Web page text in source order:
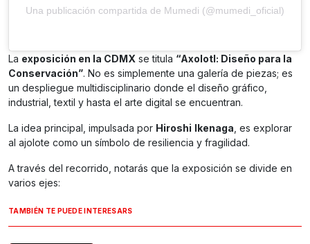
Una publicación compartida de Mumedi (@mumedi_oficial)
La exposición en la CDMX se titula “Axolotl: Diseño para la
Conservación”. No es simplemente una galería de piezas; es
un despliegue multidisciplinario donde el diseño gráfico,
industrial, textil y hasta el arte digital se encuentran.
La idea principal, impulsada por Hiroshi Ikenaga , es explorar
al ajolote como un símbolo de resiliencia y fragilidad.
A través del recorrido, notarás que la exposición se divide en
varios ejes:
TAMBIÉN TE PUEDE INTERESARS